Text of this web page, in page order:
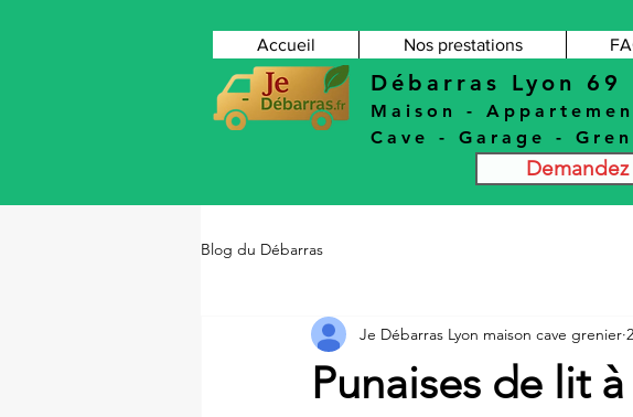
Accueil Nos prestations
Débarras Lyon 69
Maison -
Cave
- Garage -
Blog du Débarras
Punaises de lit
Je Débarras Lyon maison cave grenier